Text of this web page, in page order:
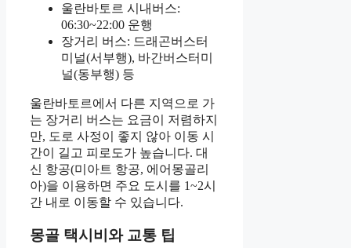
울란바토르 시내버스:
06:30~22:00 운행
장거리 버스: 드래곤버스터
미널(서부행), 바간버스터미
널(동부행) 등
울란바토르에서 다른 지역으로 가
는 장거리 버스는 요금이 저렴하지
만, 도로 사정이 좋지 않아 이동 시
간이 길고 피로도가 높습니다. 대
신 항공(미아트 항공, 에어몽골리
아)을 이용하면 주요 도시를 1~2시
간 내로 이동할 수 있습니다.
몽골 택시비와 교통 팁